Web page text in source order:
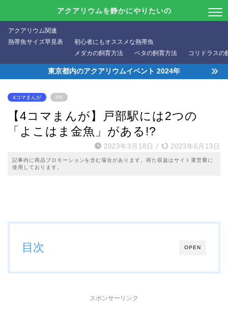
アクアリウムを静かにやりたいの
アクアリウム関連
熱帯魚サイズ早見表
初心者にもオススメな熱帯魚
メダカの飼育方法
ベタの飼育方法 コリドラスの
東京都内のアクアリウムイベント 2024年
4コマまんが PR
【4コマまんが】戸部駅には2つの
「よこはま金魚」がある!?
2023年3月18日 / 2023年6月13日
記事内に商品プロモーションを含む場合があります。得た収益はサイト運営費に
使用しております。
OPEN
目次
スポンサーリンク